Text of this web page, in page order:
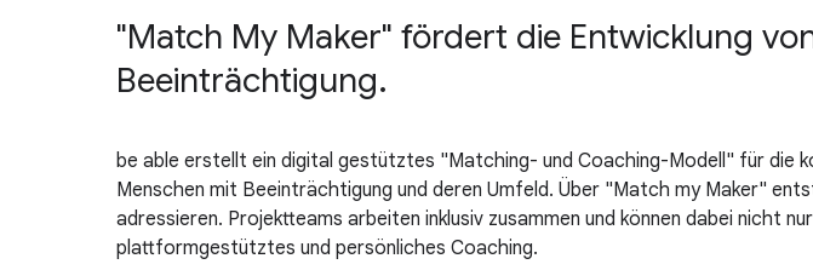
"Match My Maker" fördert die Entwicklung
Beeinträchtigung.
be able erstellt ein digital gestütztes "Matching- und Coaching-Modell" für die
Menschen mit Beeinträchtigung und deren Umfeld. Über "Match my Maker"
adressieren. Projektteams arbeiten inklusiv zusammen und können dabei nicht
plattformgestütztes und persönliches Coaching.